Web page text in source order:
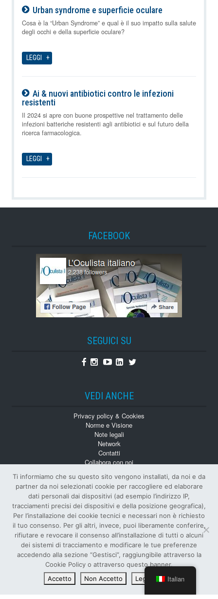
Urban syndrome e superficie oculare
07-08-2026
Cosa è la “Urban Syndrome” e qual è il suo impatto sulla salute
degli occhi e della superficie oculare?
LEGGI
Ai & nuovi antibiotici contro le infezioni
resistenti
07-08-2026
Il 2024 si apre con buone prospettive nel trattamento delle
infezioni batteriche resistenti agli antibiotici e sul futuro della
ricerca farmacologica.
LEGGI
FACEBOOK
SEGUICI SU
Facebook
Instagram
YoutubeLinkedin
Twitter
VEDI ANCHE
Privacy policy & Cookies
Norme e Visione
Note legali
Network
Contatti
Collabora con noi
Numeri Arretrati
© Tutti i diritti riservati
EDITORE E PROPRIETARIO SIFI S.p.A.
: 00122890874 –ISSN: 1124-4402 – : 6886
Italian
Ti informiamo che su questo sito vengono installati, da noi e da
partner da noi selezionati cookie per raccogliere ed elaborare
dati personali dai dispositivi (ad esempio l’indirizzo IP,
tracciamenti precisi dei dispositivi e della posizione geografica),
Per l’installazione dei cookie tecnici e necessari non è richiesto
il tuo consenso. Per gli altri, invece, puoi liberamente conferire,
rifiutare e revocare il consenso all’installazione di tutti o alcuni
dei sistemi di tracciamento e modificare le tue preferenze
accedendo alla sezione “Gestisci”, raggiungibile attraverso la
Cookie Policy o attraverso questo banner.
Accetto
Non Accetto Leggi di più